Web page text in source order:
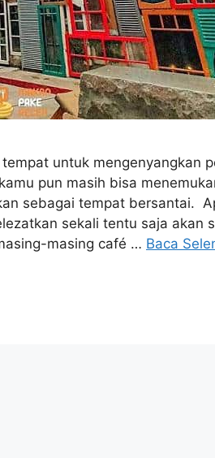
untuk mengenyangkan
pun masih bisa
sebagai tempat bersantai.
sekali tentu saja akan
masing café … Baca